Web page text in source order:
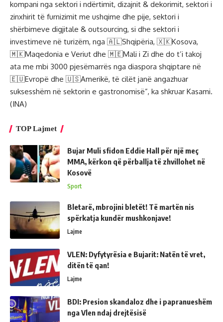
kompani nga sektori i ndërtimit, dizajnit & dekorimit, sektori i
zinxhirit të furnizimit me ushqime dhe pije, sektori i
shërbimeve digjitale & outsourcing, si dhe sektori i
investimeve në turizëm, nga 🇦🇱Shqipëria, 🇽🇰Kosova,
🇲🇰Maqedonia e Veriut dhe 🇲🇪Mali i Zi dhe do t’i takoj
ata me mbi 3000 pjesëmarrës nga diaspora shqiptare në
🇪🇺Evropë dhe 🇺🇸Amerikë, të cilët janë angazhuar
suksesshëm në sektorin e gastronomisë”, ka shkruar Kasami.
(INA)
TOP Lajmet
Bujar Muli sfidon Eddie Hall për një meç
MMA, kërkon që përballja të zhvillohet në
Kosovë
Sport
Bletarë, mbrojini bletët! Të martën nis
spërkatja kundër mushkonjave!
Lajme
VLEN: Dyfytyrësia e Bujarit: Natën të vret,
ditën të qan!
Lajme
BDI: Presion skandaloz dhe i papranueshëm
nga Vlen ndaj drejtësisë